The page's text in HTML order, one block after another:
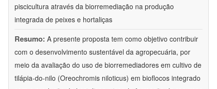
piscicultura através da biorremediação na produção
integrada de peixes e hortaliças
Resumo: A presente proposta tem como objetivo contribuir
com o desenvolvimento sustentável da agropecuária, por
meio da avaliação do uso de biorremediadores em cultivo de
tilápia-do-nilo (Oreochromis niloticus) em bioflocos integrado